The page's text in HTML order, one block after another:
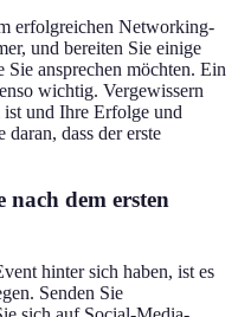
erfolgreichen Networking-
und bereiten Sie einige
Sie ansprechen möchten. Ein
wichtig. Vergewissern
und Ihre Erfolge und
dass der erste
dem ersten
hinter sich haben, ist es
Senden Sie